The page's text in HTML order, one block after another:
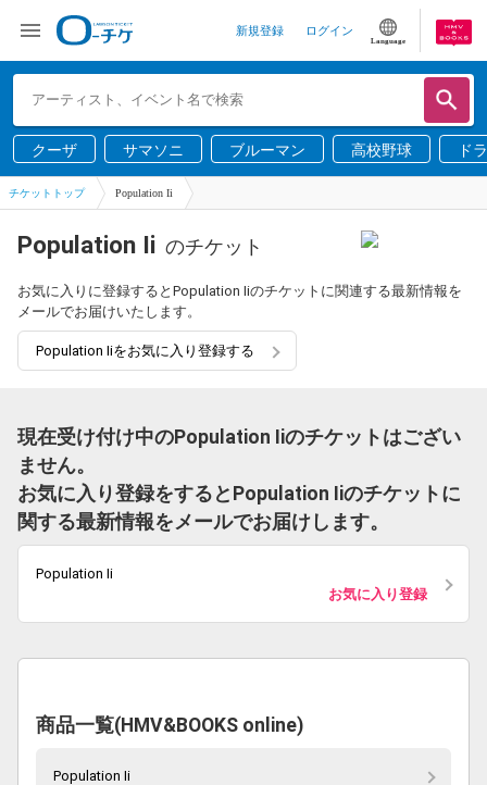
新規登録 ログイン
Language
クーザ サマソニ ブルーマン 高校野球 ド
チケットトップ Population Ii
Population Ii のチケット
お気に入りに登録するとPopulation Iiのチケットに関連する最新情報を
メールでお届けいたします。
Population Iiをお気に入り登録する
現在受け付け中のPopulation Iiのチケットはござい
ません。
お気に入り登録をするとPopulation Iiのチケットに
関する最新情報をメールでお届けします。
Population Ii
お気に入り登録
商品一覧(HMV&BOOKS online)
Population Ii